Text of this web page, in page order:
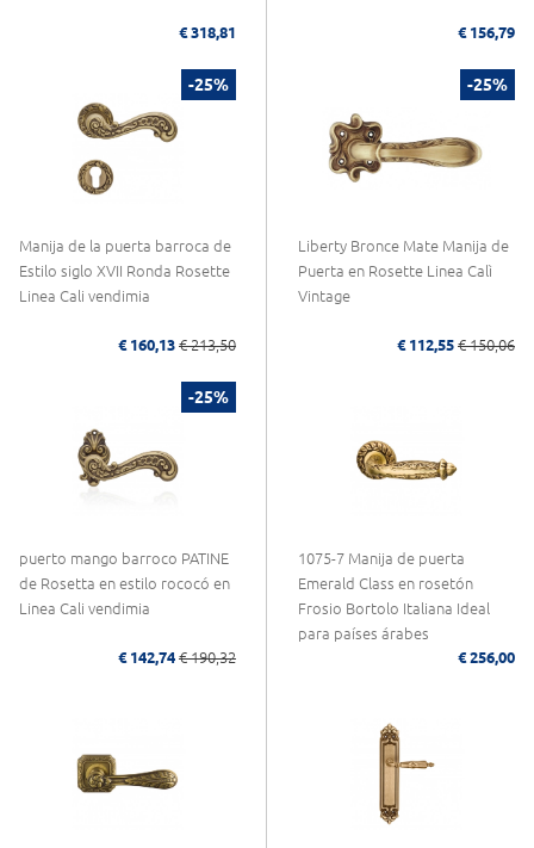
€ 318,81 € 156,79
-25%
Manija de la puerta barroca de
Estilo siglo XVII Ronda Rosette
Linea Cali vendimia
€ 160,13 € 213,50
-25%
Liberty Bronce Mate Manija de
Puerta en Rosette Linea Calì
Vintage
€ 112,55 € 150,06
-25%
puerto mango barroco PATINE
de Rosetta en estilo rococó en
Linea Cali vendimia
€ 142,74 € 190,32
1075-7 Manija de puerta
Emerald Class en rosetón
Frosio Bortolo Italiana Ideal
para países árabes
€ 256,00